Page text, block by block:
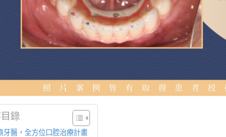
錄
牙醫，全方位口腔治療計畫